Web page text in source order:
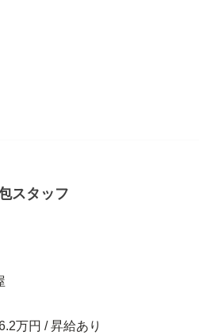
スタッフ
万円 / 昇給あり